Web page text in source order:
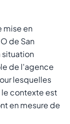
mise en
de San
situation
de l'agence
lesquelles
le contexte est
en mesure de